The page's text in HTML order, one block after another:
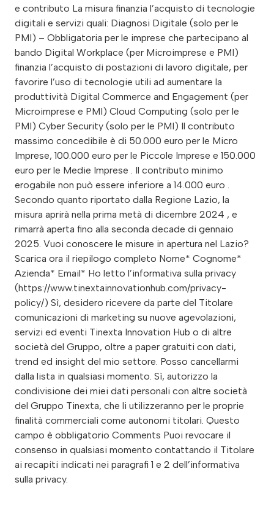
e contributo La misura finanzia l’acquisto di tecnologie
digitali e servizi quali: Diagnosi Digitale (solo per le
PMI) – Obbligatoria per le imprese che partecipano al
bando Digital Workplace (per Microimprese e PMI)
finanzia l’acquisto di postazioni di lavoro digitale, per
favorire l’uso di tecnologie utili ad aumentare la
produttività Digital Commerce and Engagement (per
Microimprese e PMI) Cloud Computing (solo per le
PMI) Cyber Security (solo per le PMI) Il contributo
massimo concedibile è di 50.000 euro per le Micro
Imprese, 100.000 euro per le Piccole Imprese e 150.000
euro per le Medie Imprese . Il contributo minimo
erogabile non può essere inferiore a 14.000 euro .
Secondo quanto riportato dalla Regione Lazio, la
misura aprirà nella prima metà di dicembre 2024 , e
rimarrà aperta fino alla seconda decade di gennaio
2025. Vuoi conoscere le misure in apertura nel Lazio?
Scarica ora il riepilogo completo Nome* Cognome*
Azienda* Email* Ho letto l’informativa sulla privacy
(https://www.tinextainnovationhub.com/privacy-
policy/) Sì, desidero ricevere da parte del Titolare
comunicazioni di marketing su nuove agevolazioni,
servizi ed eventi Tinexta Innovation Hub o di altre
società del Gruppo, oltre a paper gratuiti con dati,
trend ed insight del mio settore. Posso cancellarmi
dalla lista in qualsiasi momento. Sì, autorizzo la
condivisione dei miei dati personali con altre società
del Gruppo Tinexta, che li utilizzeranno per le proprie
finalità commerciali come autonomi titolari. Questo
campo è obbligatorio Comments Puoi revocare il
consenso in qualsiasi momento contattando il Titolare
ai recapiti indicati nei paragrafi 1 e 2 dell’informativa
sulla privacy.